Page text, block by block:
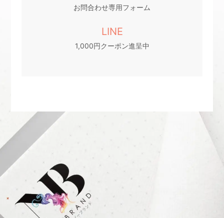
お問合わせ専用フォーム
LINE
1,000円クーポン進呈中